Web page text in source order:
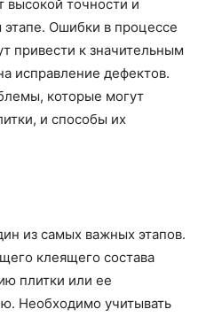
высокой точности и
Ошибки в процессе
привести к значительным
исправление дефектов.
которые могут
и способы их
из самых важных этапов.
клеящего состава
плитки или ее
Необходимо учитывать